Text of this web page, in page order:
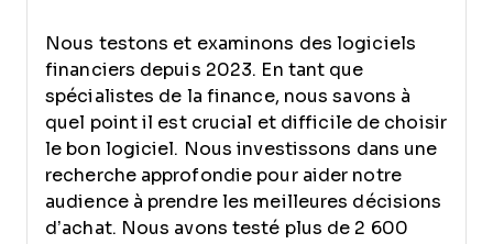
Nous testons et examinons des logiciels
financiers depuis 2023. En tant que
spécialistes de la finance, nous savons à
quel point il est crucial et difficile de choisir
le bon logiciel. Nous investissons dans une
recherche approfondie pour aider notre
audience à prendre les meilleures décisions
d’achat. Nous avons testé plus de 2 600